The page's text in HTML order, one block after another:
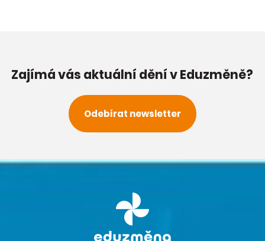
Zajímá vás aktuální dění v Eduzměně?
Odebírat newsletter